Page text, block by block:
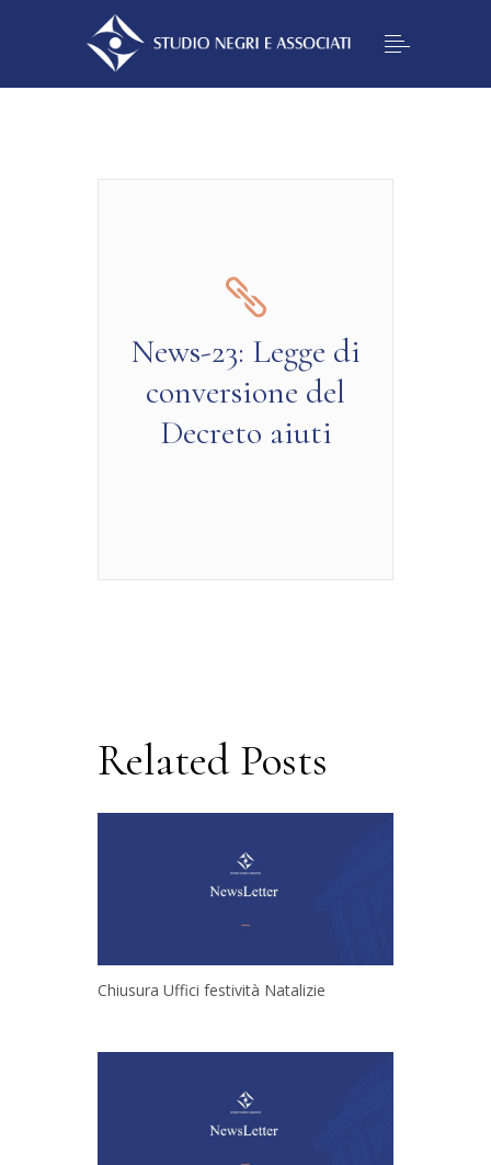
News-23: Legge di
conversione del
Decreto aiuti
Related Posts
Chiusura Uffici festività Natalizie